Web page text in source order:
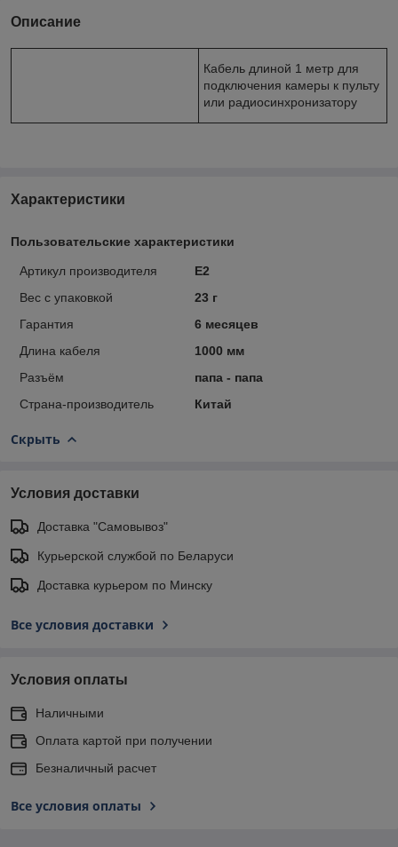
Описание
Кабель длиной 1 метр для
подключения камеры к пульту
или радиосинхронизатору
Характеристики
Пользовательские характеристики
Артикул производителя
E2
Вес с упаковкой
23 г
Гарантия
6 месяцев
Длина кабеля
1000 мм
Разъём
папа - папа
Страна-производитель
Китай
Скрыть
Условия доставки
Доставка "Самовывоз"
Курьерской службой по Беларуси
Доставка курьером по Минску
Все условия доставки
Условия оплаты
Наличными
Оплата картой при получении
Безналичный расчет
Все условия оплаты